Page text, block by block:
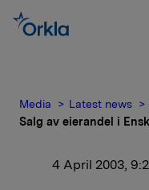
Media Latest news
Salg av eierandel i
4 April 2003,